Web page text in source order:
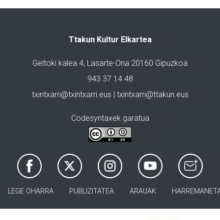
Ttakun Kultur Elkartea
Geltoki kalea 4, Lasarte-Oria 20160 Gipuzkoa
943 37 14 48
txintxarri@txintxarri.eus | txintxarri@ttakun.eus
Codesyntaxek garatua
LEGE OHARRA PUBLIZITATEA ARAUAK